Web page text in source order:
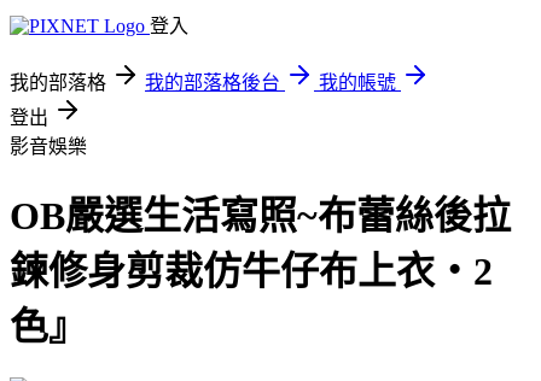
登入
我的部落格 我的部落格後台
我的帳號
登出
影音娛樂
OB嚴選生活寫照~布蕾絲後拉
鍊修身剪裁仿牛仔布上衣‧2
色』